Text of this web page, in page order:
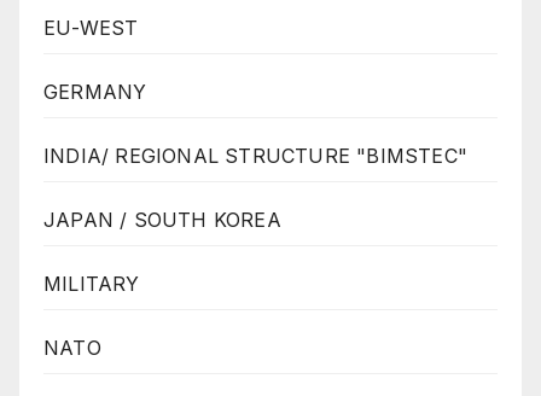
EU-WEST
GERMANY
INDIA/ REGIONAL STRUCTURE "BIMSTEC"
JAPAN / SOUTH KOREA
MILITARY
NATO